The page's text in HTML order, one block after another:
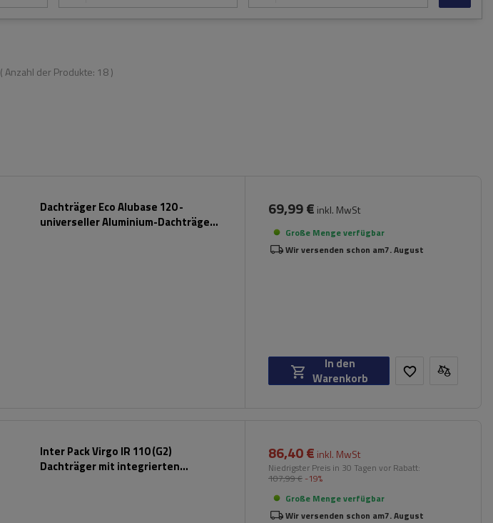
( Anzahl der Produkte: 18)
Dachträger Eco Alubase 120 -
universeller Aluminium-Dachträger
69,99 € inkl. MwSt
Große Menge verfügbar
Wir versenden schon am7. August
In den
Warenkorb
Inter Pack Virgo IR 110 (G2)
Dachträger mit integrierten
86,40 € inkl. MwSt
Niedrigster Preis in 30 Tagen vor Rabatt:
107,99 € -19%
Große Menge verfügbar
Wir versenden schon am7. August